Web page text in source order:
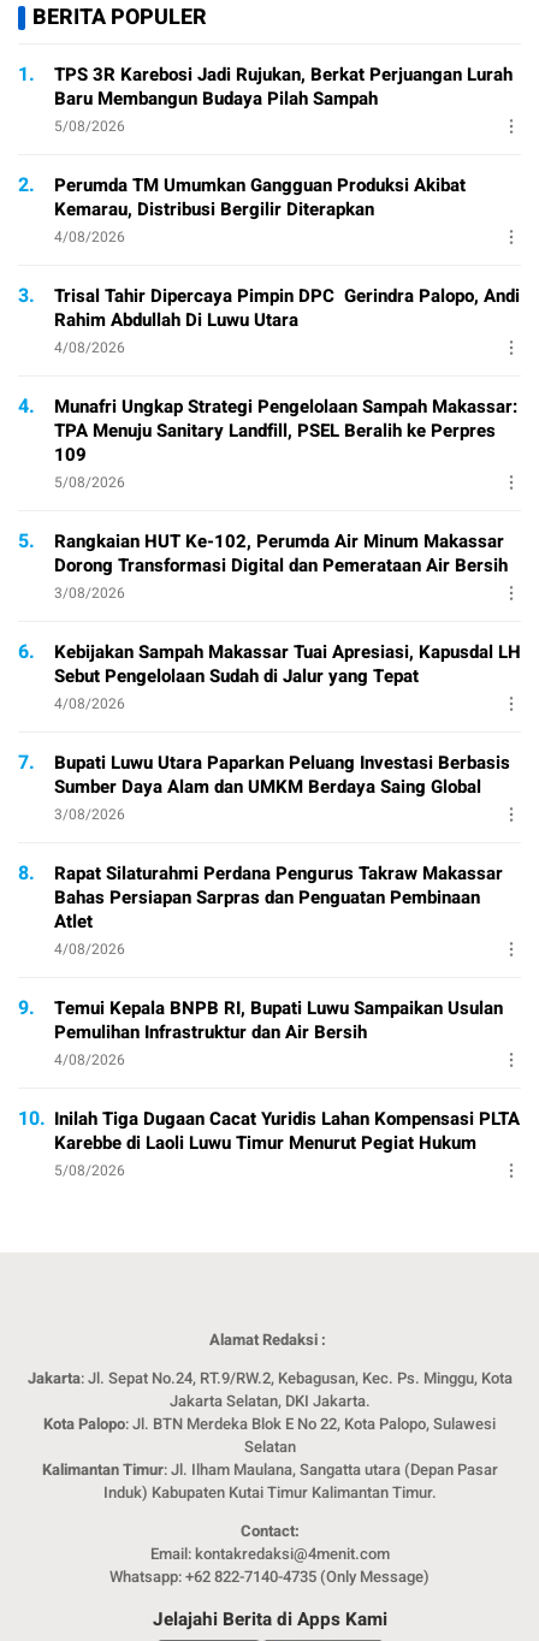
BERITA POPULER
1.
TPS 3R Karebosi Jadi Rujukan, Berkat Perjuangan Lurah
Baru Membangun Budaya Pilah Sampah
5/08/2026
2.
Perumda TM Umumkan Gangguan Produksi Akibat
Kemarau, Distribusi Bergilir Diterapkan
4/08/2026
3.
Trisal Tahir Dipercaya Pimpin DPC Gerindra Palopo, Andi
Rahim Abdullah Di Luwu Utara
4/08/2026
4.
Munafri Ungkap Strategi Pengelolaan Sampah Makassar:
TPA Menuju Sanitary Landfill, PSEL Beralih ke Perpres
109
5/08/2026
5.
Rangkaian HUT Ke-102, Perumda Air Minum Makassar
Dorong Transformasi Digital dan Pemerataan Air Bersih
3/08/2026
6.
Kebijakan Sampah Makassar Tuai Apresiasi, Kapusdal LH
Sebut Pengelolaan Sudah di Jalur yang Tepat
4/08/2026
7.
Bupati Luwu Utara Paparkan Peluang Investasi Berbasis
Sumber Daya Alam dan UMKM Berdaya Saing Global
3/08/2026
8.
Rapat Silaturahmi Perdana Pengurus Takraw Makassar
Bahas Persiapan Sarpras dan Penguatan Pembinaan
Atlet
4/08/2026
9.
Temui Kepala BNPB RI, Bupati Luwu Sampaikan Usulan
Pemulihan Infrastruktur dan Air Bersih
4/08/2026
10. Inilah Tiga Dugaan Cacat Yuridis Lahan Kompensasi PLTA
Karebbe di Laoli Luwu Timur Menurut Pegiat Hukum
5/08/2026
Alamat Redaksi :
Jakarta: Jl. Sepat No.24, RT.9/RW.2, Kebagusan, Kec. Ps. Minggu, Kota
Jakarta Selatan, DKI Jakarta.
Kota Palopo: Jl. BTN Merdeka Blok E No 22, Kota Palopo, Sulawesi
Selatan
Kalimantan Timur: Jl. Ilham Maulana, Sangatta utara (Depan Pasar
Induk) Kabupaten Kutai Timur Kalimantan Timur.
Contact:
Email: kontakredaksi@4menit.com
Whatsapp: +62 822-7140-4735 (Only Message)
Jelajahi Berita di Apps Kami